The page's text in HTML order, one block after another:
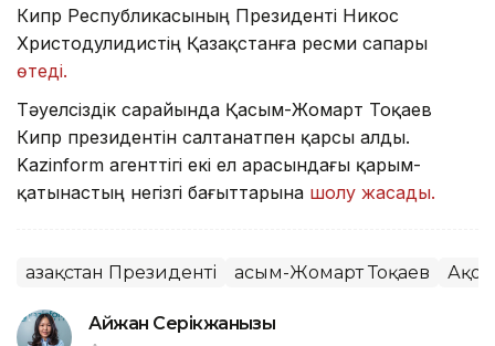
Кипр Республикасының Президенті Никос
Христодулидистің Қазақстанға ресми сапары
өтеді.
Тәуелсіздік сарайында Қасым-Жомарт Тоқаев
Кипр президентін салтанатпен қарсы алды.
Kazinform агенттігі екі ел арасындағы қарым-
қатынастың негізгі бағыттарына шолу жасады.
Қазақстан Президенті Қасым-Жомарт Тоқаев
Айжан Серікжанқызы